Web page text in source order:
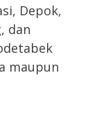
Depok,
dan
maupun